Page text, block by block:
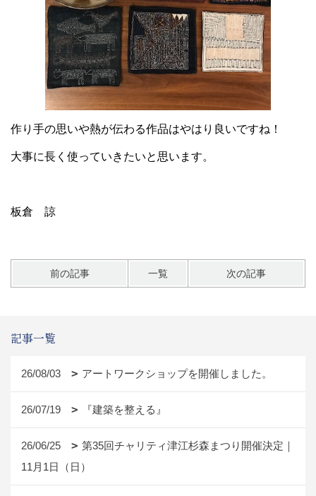
作り手の思いや熱が伝わる作品はやはり良いですね！
大事に長く使っていきたいと思います。
板倉 諒
前の記事 一覧 次の記事
記事一覧
26/08/03 アートワークショップを開催しました。
26/07/19 『建築を整える』
26/06/25
第35回チャリティ津江杉森まつり開催決定｜
11月1日（日）